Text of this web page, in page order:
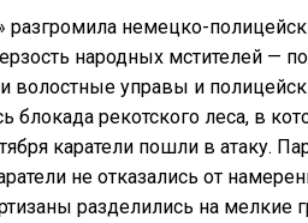
разгромила немецко-
народных мстителей —
волостные управы и
блокада рекотского леса, в
каратели пошли в атаку.
не отказались от
разделились на